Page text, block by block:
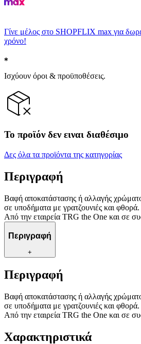
Γίνε μέλος στο SHOPFLIX max για
χρόνο!
Ισχύουν όροι & προϋποθέσεις.
Το προϊόν δεν ειναι διαθέσιμο
Δες όλα τα προϊόντα της κατηγορίας
Περιγραφή
Βαφή αποκατάστασης ή αλλαγής
σε υποδήματα με γρατζουνιές και
Από την εταιρεία TRG the One και σε
Περιγραφή
+
Περιγραφή
Βαφή αποκατάστασης ή αλλαγής
σε υποδήματα με γρατζουνιές και
Από την εταιρεία TRG the One και σε
Χαρακτηριστικά